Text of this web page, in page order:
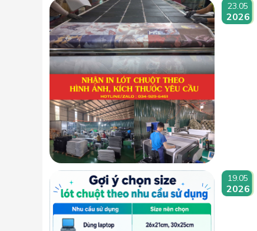
23.05
2026
19.05
2026